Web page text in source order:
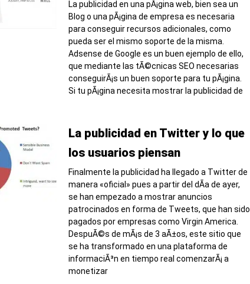
La publicidad en una pÃ¡gina web, bien sea un
Blog o una pÃ¡gina de empresa es necesaria
para conseguir recursos adicionales, como
pueda ser el mismo soporte de la misma.
Adsense de Google es un buen ejemplo de ello,
que mediante las tÃ©cnicas SEO necesarias
conseguirÃ¡s un buen soporte para tu pÃ¡gina.
Si tu pÃ¡gina necesita mostrar la publicidad de
La publicidad en Twitter y lo que
los usuarios piensan
Finalmente la publicidad ha llegado a Twitter de
manera «oficial» pues a partir del dÃ­a de ayer,
se han empezado a mostrar anuncios
patrocinados en forma de Tweets, que han sido
pagados por empresas como Virgin America.
DespuÃ©s de mÃ¡s de 3 aÃ±os, este sitio que
se ha transformado en una plataforma de
informaciÃ³n en tiempo real comenzarÃ¡ a
monetizar